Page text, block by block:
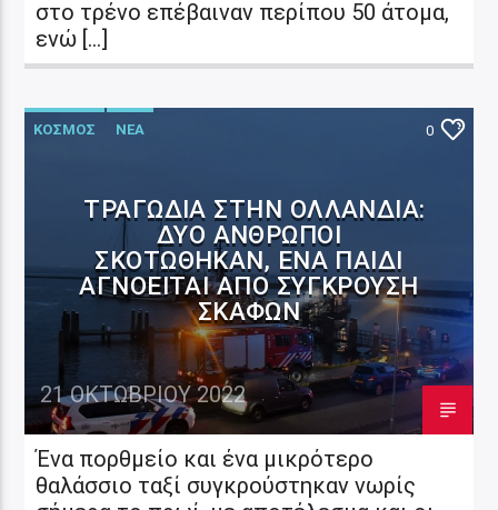
στο τρένο επέβαιναν περίπου 50 άτομα,
ενώ […]
ΚΟΣΜΟΣ ΝΕΑ 0
ΤΡΑΓΩΔΊΑ ΣΤΗΝ ΟΛΛΑΝΔΊΑ:
ΔΎΟ ΆΝΘΡΩΠΟΙ
ΣΚΟΤΏΘΗΚΑΝ, ΈΝΑ ΠΑΙΔΊ
ΑΓΝΟΕΊΤΑΙ ΑΠΌ ΣΎΓΚΡΟΥΣΗ
ΣΚΑΦΏΝ
21 ΟΚΤΩΒΡΊΟΥ 2022
Ένα πορθμείο και ένα μικρότερο
θαλάσσιο ταξί συγκρούστηκαν νωρίς